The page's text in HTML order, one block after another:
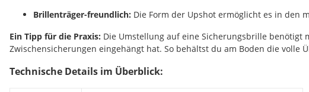
Brillenträger-freundlich: Die Form der Upshot ermöglicht es in den
Ein Tipp für die Praxis: Die Umstellung auf eine Sicherungsbrille benötigt
Zwischensicherungen eingehängt hat. So behältst du am Boden die volle
Technische Details im Überblick: